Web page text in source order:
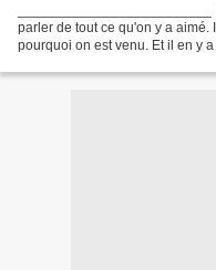
parler de tout ce qu'on y a
pourquoi on est venu. Et il en y